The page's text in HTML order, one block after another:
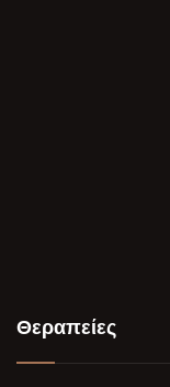
Θεραπείες